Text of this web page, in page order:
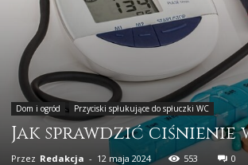
Dom i ogród Przyciski spłukujące do spłuczki WC
Jak sprawdzić ciśnienie
Przez Redakcja - 12 maja 2024 553 0